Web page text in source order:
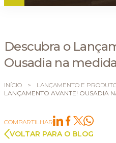
Descubra o
Ousadia na
INÍCIO > LANÇAMENTO E
LANÇAMENTO AVANTE! OUSADIA
COMPARTILHAR
VOLTAR PARA O BLOG